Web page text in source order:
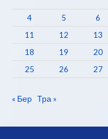
4
5 6
11
12 13
18
19 20
25
26 27
« Бер Тра »